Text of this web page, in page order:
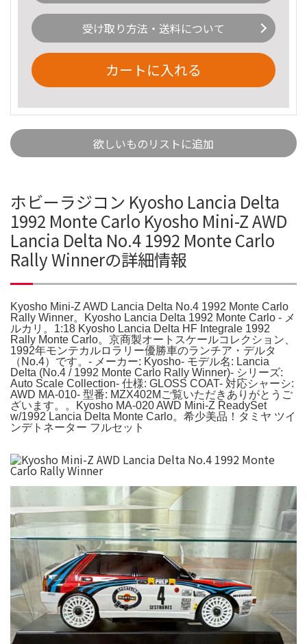
受け取り方法・送料について
カートに入れる
欲しいものリストに追加
ホビーラジコン Kyosho Lancia Delta
1992 Monte Carlo Kyosho Mini-Z AWD
Lancia Delta No.4 1992 Monte Carlo
Rally Winnerの詳細情報
Kyosho Mini-Z AWD Lancia Delta No.4 1992 Monte Carlo
Rally Winner。Kyosho Lancia Delta 1992 Monte Carlo - メ
ルカリ。1:18 Kyosho Lancia Delta HF Integrale 1992
Rally Monte Carlo。京商製オートスケールコレクション、
1992年モンテカルロラリー優勝車のランチア・デルタ
（No.4）です。- メーカー: Kyosho- モデル名: Lancia
Delta (No.4 / 1992 Monte Carlo Rally Winner)- シリーズ:
Auto Scale Collection- 仕様: GLOSS COAT- 対応シャーシ:
AWD MA-010- 型番: MZX402Mご覧いただきありがとうご
ざいます。。Kyosho MA-020 AWD Mini-Z ReadySet
w/1992 Lancia Delta Monte Carlo。希少美品！タミヤ ツイ
ンデトネーター フルセット